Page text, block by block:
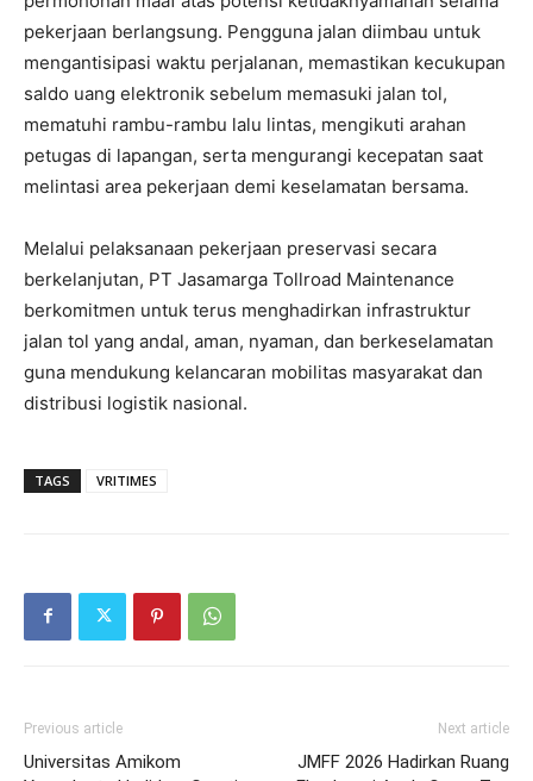
pekerjaan berlangsung. Pengguna jalan diimbau untuk
mengantisipasi waktu perjalanan, memastikan kecukupan
saldo uang elektronik sebelum memasuki jalan tol,
mematuhi rambu-rambu lalu lintas, mengikuti arahan
petugas di lapangan, serta mengurangi kecepatan saat
melintasi area pekerjaan demi keselamatan bersama.
Melalui pelaksanaan pekerjaan preservasi secara
berkelanjutan, PT Jasamarga Tollroad Maintenance
berkomitmen untuk terus menghadirkan infrastruktur
jalan tol yang andal, aman, nyaman, dan berkeselamatan
guna mendukung kelancaran mobilitas masyarakat dan
distribusi logistik nasional.
TAGS VRITIMES
Previous article
Universitas Amikom
Next article
JMFF 2026 Hadirkan Ruang